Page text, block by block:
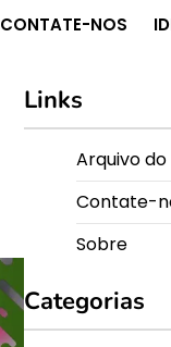
CONTATE-NOS
Links
Arquivo
Contate-
Sobre
Categorias